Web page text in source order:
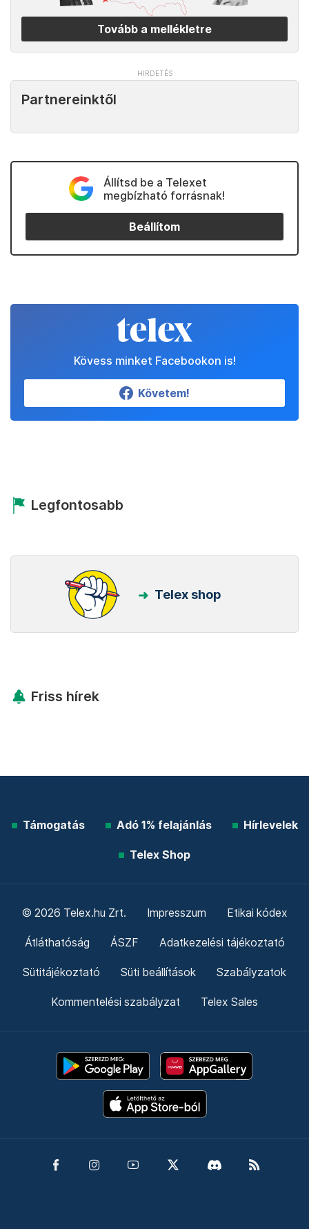
Tovább a mellékletre
Partnereinktől
Állítsd be a Telexet
megbízható forrásnak!
Beállítom
Kövess minket Facebookon is!
Követem!
Legfontosabb
Telex shop
Friss hírek
Támogatás Adó 1% felajánlás Hírlevelek
Telex Shop
© 2026 Telex.hu Zrt. Impresszum Etikai kódex
Átláthatóság ÁSZF Adatkezelési tájékoztató
Sütitájékoztató Süti beállítások Szabályzatok
Kommentelési szabályzat Telex Sales